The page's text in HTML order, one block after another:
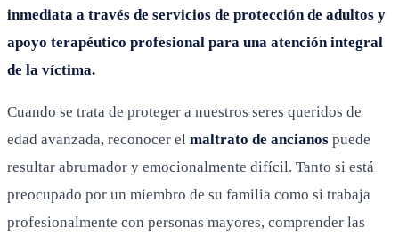
inmediata a través de servicios de protección de adultos y
apoyo terapéutico profesional para una atención integral
de la víctima.
Cuando se trata de proteger a nuestros seres queridos de
edad avanzada, reconocer el maltrato de ancianos puede
resultar abrumador y emocionalmente difícil. Tanto si está
preocupado por un miembro de su familia como si trabaja
profesionalmente con personas mayores, comprender las